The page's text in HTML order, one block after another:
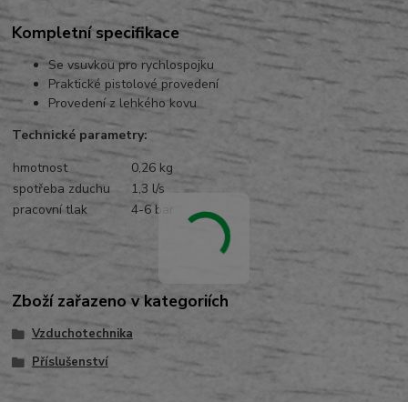
Kompletní specifikace
Se vsuvkou pro rychlospojku
Praktické pistolové provedení
Provedení z lehkého kovu
Technické parametry:
hmotnost
0,26 kg
spotřeba zduchu
1,3 l/s
pracovní tlak
4-6 bar
Zboží zařazeno v kategoriích
Vzduchotechnika
Příslušenství